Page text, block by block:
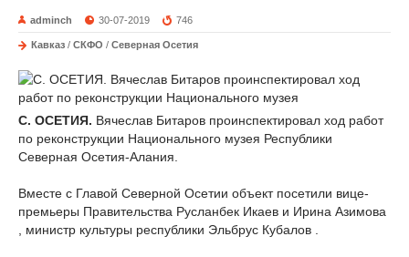
adminch 30-07-2019 746
Кавказ / СКФО / Северная Осетия
С. ОСЕТИЯ. Вячеслав Битаров проинспектировал ход работ
по реконструкции Национального музея Республики
Северная Осетия-Алания.
Вместе с Главой Северной Осетии объект посетили вице-
премьеры Правительства Русланбек Икаев и Ирина Азимова
, министр культуры республики Эльбрус Кубалов .